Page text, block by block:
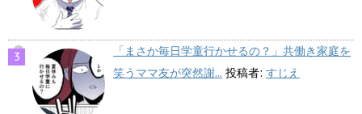
「まさか毎日学童行かせるの？」共働き家庭を
笑うママ友が突然謝... 投稿者: すじえ